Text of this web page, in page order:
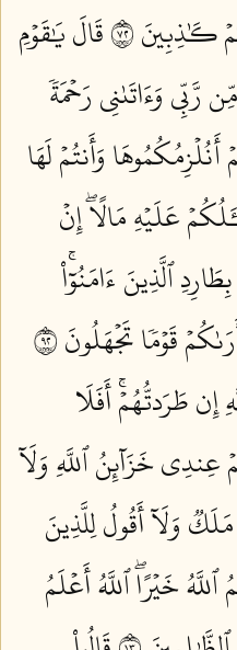
٢٧
قَالَ يَٰقَوۡمِ
رَّبِّي وَءَاتَىٰنِي رَحۡمَةٗ
وَأَنتُمۡ لَهَا
عَلَيۡهِ مَالًاۖ إِنۡ
ٱلَّذِينَ ءَامَنُوٓاْۚ
قَوۡمٗا تَجۡهَلُونَ ٢٩
طَرَدتُّهُمۡۚ أَفَلَا
عِندِي خَزَآئِنُ ٱللَّهِ وَلَآ
وَلَآ أَقُولُ لِلَّذِينَ
خَيۡرًاۖ ٱللَّهُ أَعۡلَمُ